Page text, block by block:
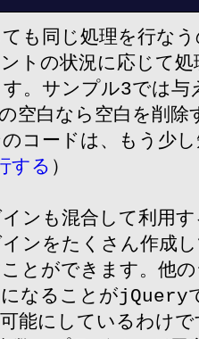
も同じ処理を行な
トの状況に応じて
。サンプル3では与
空白なら空白を削
コードは、もう少
する ）
ンも混合して利用
ンをたくさん作成
とができます。他
なることがjQuery
能にしているわけで